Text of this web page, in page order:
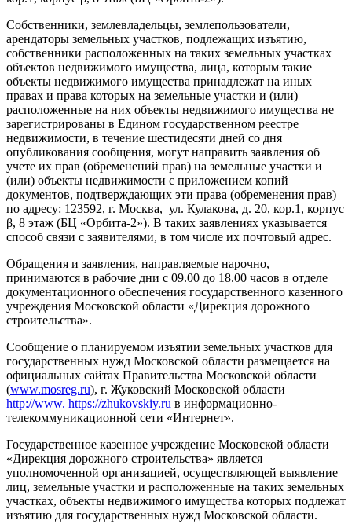
Собственники, землевладельцы, землепользователи,
арендаторы земельных участков, подлежащих изъятию,
собственники расположенных на таких земельных участках
объектов недвижимого имущества, лица, которым такие
объекты недвижимого имущества принадлежат на иных
правах и права которых на земельные участки и (или)
расположенные на них объекты недвижимого имущества не
зарегистрированы в Едином государственном реестре
недвижимости, в течение шестидесяти дней со дня
опубликования сообщения, могут направить заявления об
учете их прав (обременений прав) на земельные участки и
(или) объекты недвижимости с приложением копий
документов, подтверждающих эти права (обременения прав)
по адресу: 123592, г. Москва, ул. Кулакова, д. 20, кор.1, корпус
β, 8 этаж (БЦ «Орбита-2»). В таких заявлениях указывается
способ связи с заявителями, в том числе их почтовый адрес.
Обращения и заявления, направляемые нарочно,
принимаются в рабочие дни с 09.00 до 18.00 часов в отделе
документационного обеспечения государственного казенного
учреждения Московской области «Дирекция дорожного
строительства».
Сообщение о планируемом изъятии земельных участков для
государственных нужд Московской области размещается на
официальных сайтах Правительства Московской области
(www.mosreg.ru), г. Жуковский Московской области
http://www. https://zhukovskiy.ru в информационно-
телекоммуникационной сети «Интернет».
Государственное казенное учреждение Московской области
«Дирекция дорожного строительства» является
уполномоченной организацией, осуществляющей выявление
лиц, земельные участки и расположенные на таких земельных
участках, объекты недвижимого имущества которых подлежат
изъятию для государственных нужд Московской области.